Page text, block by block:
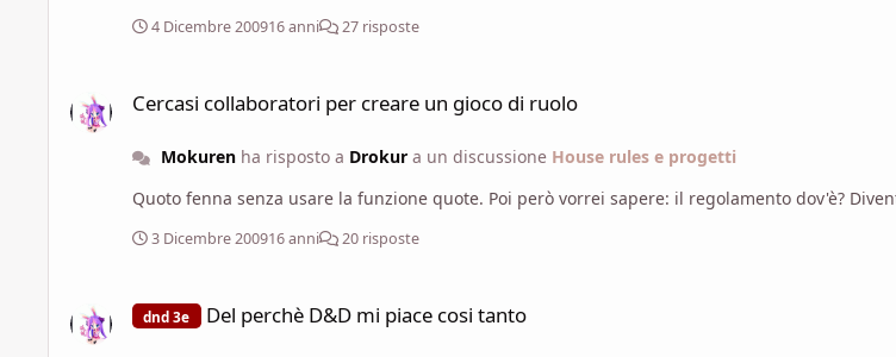
generico indipendentemente dalla tua build, cosa che nelle precedenti edizioni non succede (vedi chierici di
possono essere completamente diversi tra di loro, anche molto diversamente "potenti", ed è
puntino può essere un mostro, come può essere normale, mediocre, competente, un imbecille
4 Dicembre 200916 anni 27 risposte
Cercasi collaboratori per creare un gioco di ruolo
Mokurenha risposto a Drokura un discussione House rules e progetti
Quoto fenna senza usare la funzione quote. Poi però vorrei sapere: il
3 Dicembre 200916 anni 20 risposte
dnd 3e Del perchè D&D mi piace cosi tanto